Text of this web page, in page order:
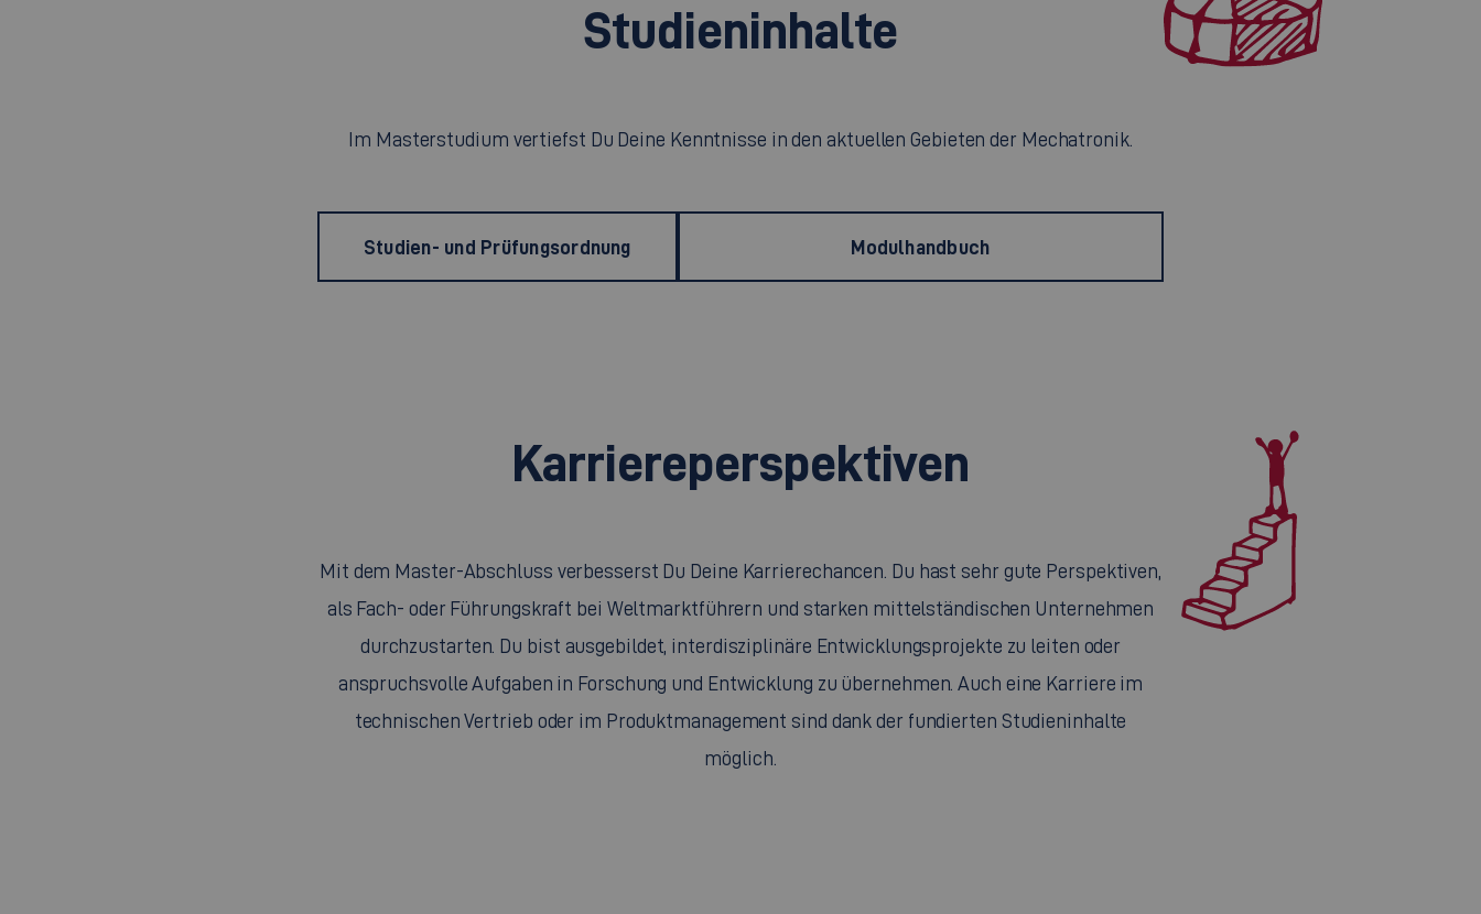
Studieninhalte
Im Masterstudium vertiefst Du Deine Kenntnisse in den aktuellen Gebieten der Mechatronik.
Studien- und Prüfungsordnung Modulhandbuch
Karriereperspektiven
Mit dem Master-Abschluss verbesserst Du Deine Karrierechancen. Du hast sehr gute Perspektiven,
als Fach- oder Führungskraft bei Weltmarktführern und starken mittelständischen Unternehmen
durchzustarten. Du bist ausgebildet, interdisziplinäre Entwicklungsprojekte zu leiten oder
anspruchsvolle Aufgaben in Forschung und Entwicklung zu übernehmen. Auch eine Karriere im
technischen Vertrieb oder im Produktmanagement sind dank der fundierten Studieninhalte
möglich.